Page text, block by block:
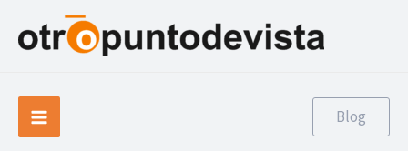
Main
Menu
Blog